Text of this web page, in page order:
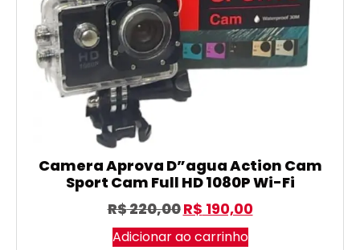
Camera Aprova D”agua Action Cam
Sport Cam Full HD 1080P Wi-Fi
R$220,00R$ 190,00
Adicionar ao carrinho